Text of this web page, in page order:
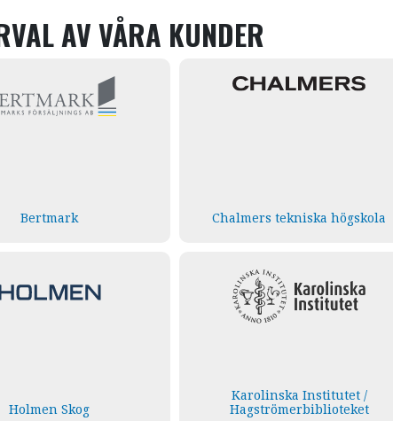
AV VÅRA KUNDER
Bertmark Chalmers tekniska högskola
Holmen Skog
Karolinska Institutet /
Hagströmerbiblioteket